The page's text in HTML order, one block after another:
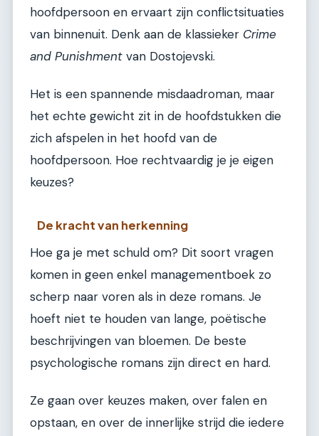
hoofdpersoon en ervaart zijn conflictsituaties
van binnenuit. Denk aan de klassieker Crime
and Punishment van Dostojevski.
Het is een spannende misdaadroman, maar
het echte gewicht zit in de hoofdstukken die
zich afspelen in het hoofd van de
hoofdpersoon. Hoe rechtvaardig je je eigen
keuzes?
De kracht van herkenning
Hoe ga je met schuld om? Dit soort vragen
komen in geen enkel managementboek zo
scherp naar voren als in deze romans. Je
hoeft niet te houden van lange, poëtische
beschrijvingen van bloemen. De beste
psychologische romans zijn direct en hard.
Ze gaan over keuzes maken, over falen en
opstaan, en over de innerlijke strijd die iedere